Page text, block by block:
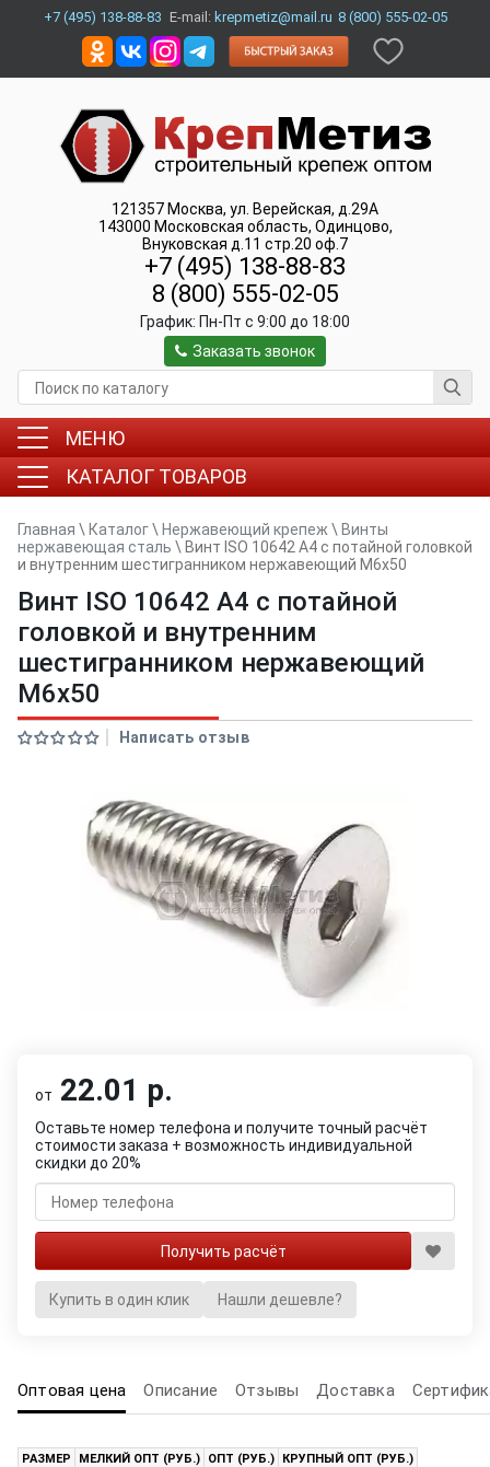
+7 (495) 138-88-83 E-mail: krepmetiz@mail.ru 8 (800) 555-02-05
121357 Москва, ул. Верейская, д.29А
143000 Московская область, Одинцово,
Внуковская д.11 стр.20 оф.7
+7 (495) 138-88-83
8 (800) 555-02-05
График: Пн-Пт c 9:00 до 18:00
Заказать звонок
МЕНЮ
КАТАЛОГ ТОВАРОВ
Главная \ Каталог\ Нержавеющий крепеж \ Винты
нержавеющая сталь \ Винт ISO 10642 A4 с потайной головкой
и внутренним шестигранником нержавеющий M6x50
Винт ISO 10642 A4 с потайной
головкой и внутренним
шестигранником нержавеющий
M6x50
Написать отзыв
от 22.01 р.
Оставьте номер телефона и получите точный расчёт
стоимости заказа + возможность индивидуальной
скидки до 20%
Купить в один клик Нашли дешевле?
Оптовая цена Описание Отзывы Доставка
РАЗМЕР МЕЛКИЙ ОПТ (РУБ.) ОПТ (РУБ.)
КРУПНЫЙ ОПТ (РУБ.)